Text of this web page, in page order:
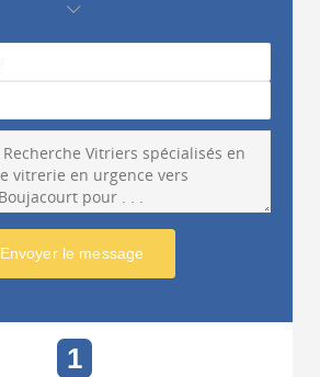
Envoyer le message
1